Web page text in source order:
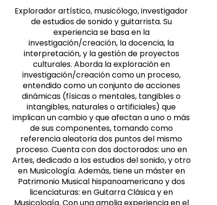
Masculino
Pontificia Universidad Católica del Ecuador
Cargo
Docente e investigador
Explorador artístico, musicólogo, investigador
de estudios de sonido y guitarrista. Su
experiencia se basa en la
investigación/creación, la docencia, la
interpretación, y la gestión de proyectos
culturales. Aborda la exploración en
investigación/creación como un proceso,
entendido como un conjunto de acciones
dinámicas (físicas o mentales, tangibles o
intangibles, naturales o artificiales) que
implican un cambio y que afectan a uno o más
de sus componentes, tomando como
referencia aleatoria dos puntos del mismo
proceso. Cuenta con dos doctorados: uno en
Artes, dedicado a los estudios del sonido, y otro
en Musicología. Además, tiene un máster en
Patrimonio Musical hispanoamericano y dos
licenciaturas: en Guitarra Clásica y en
Musicología. Con una amplia experiencia en el